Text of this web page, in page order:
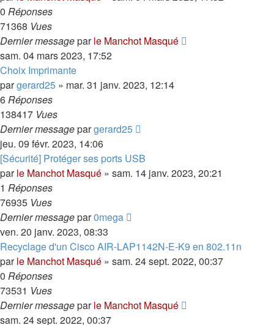
0 Réponses
71368 Vues
Dernier messageparle Manchot Masqué
sam. 04 mars 2023, 17:52
Choix Imprimante
pargerard25 » mar. 31 janv. 2023, 12:14
6Réponses
138417 Vues
Dernier messagepargerard25
jeu. 09 févr. 2023, 14:06
[Sécurité] Protéger ses ports USB
parle Manchot Masqué » sam. 14 janv. 2023, 20:21
1 Réponses
76935 Vues
Dernier messagepar0mega
ven. 20 janv. 2023, 08:33
Recyclage d'un Cisco AIR-LAP1142N-E-K9 en 802.11n
parle Manchot Masqué » sam. 24 sept. 2022, 00:37
0 Réponses
73531 Vues
Dernier messageparle Manchot Masqué
sam. 24 sept. 2022, 00:37